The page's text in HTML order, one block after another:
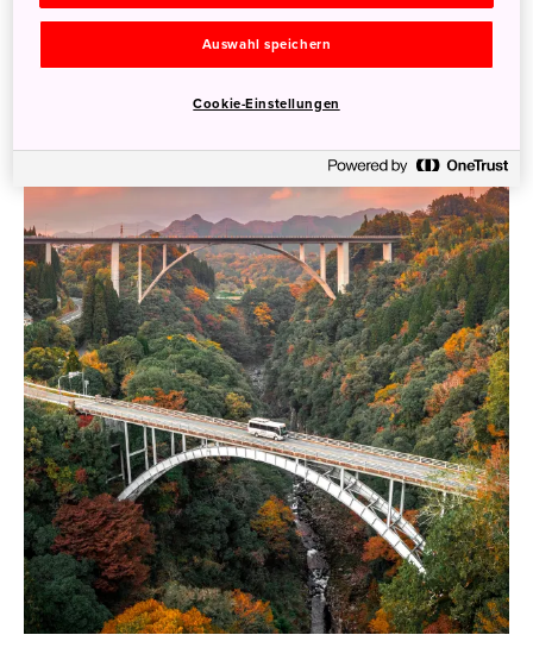
Auswahl speichern
Cookie-Einstellungen